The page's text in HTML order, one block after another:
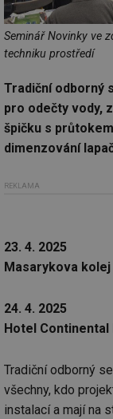
Seminář Novinky ve
techniku prostředí
Tradiční odborný
pro odečty vody,
špičku s
dimenzování
REKLAMA
23. 4. 2025
Masarykova kolej
24. 4. 2025
Hotel Continental
Tradiční odborný
všechny, kdo
instalací a mají na